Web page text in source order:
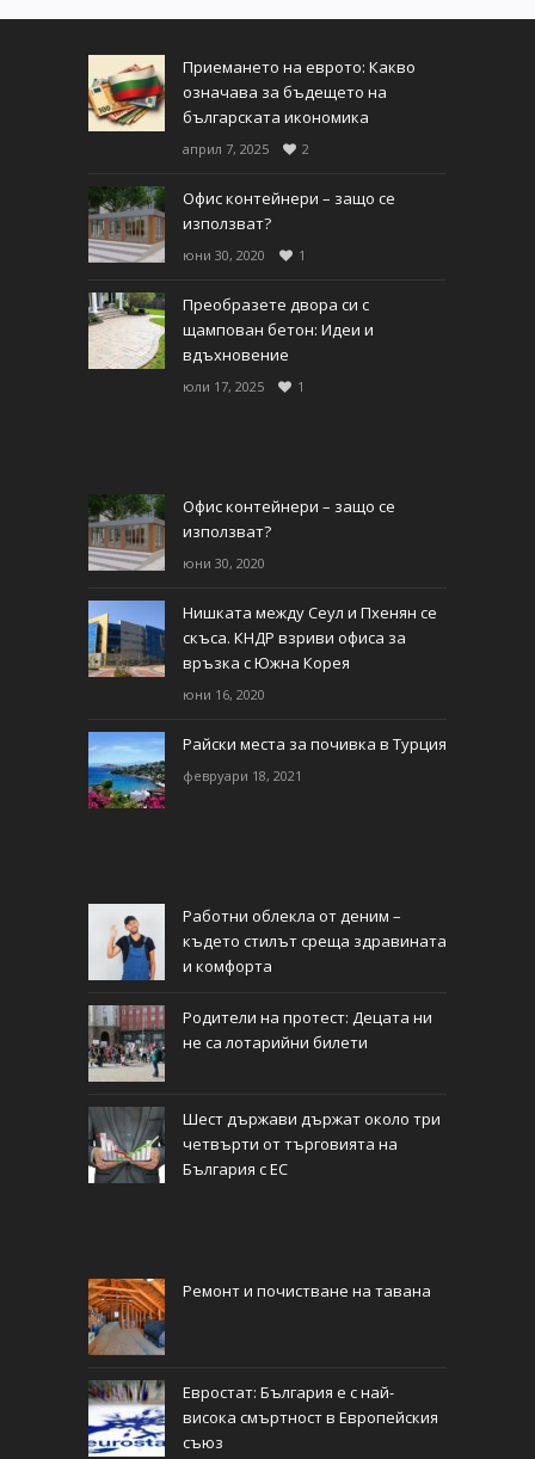
Приемането на еврото: Какво
означава за бъдещето на
българската икономика
април 7, 2025 2
Офис контейнери – защо се
използват?
юни 30, 2020 1
Преобразете двора си с
щампован бетон: Идеи и
вдъхновение
юли 17, 2025 1
Офис контейнери – защо се
използват?
юни 30, 2020
Нишката между Сеул и Пхенян се
скъса. КНДР взриви офиса за
връзка с Южна Корея
юни 16, 2020
Райски места за почивка в Турция
февруари 18, 2021
Работни облекла от деним –
където стилът среща здравината
и комфорта
Родители на протест: Децата ни
не са лотарийни билети
Шест държави държат около три
четвърти от търговията на
България с ЕС
Ремонт и почистване на тавана
Евростат: България е с най-
висока смъртност в Европейския
съюз